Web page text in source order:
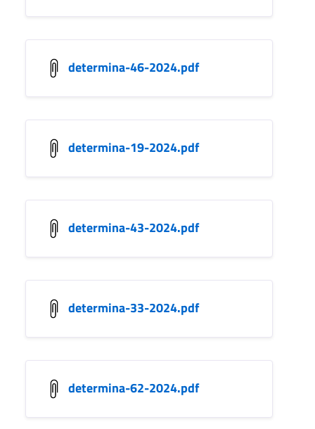
determina-46-2024.pdf
determina-19-2024.pdf
determina-43-2024.pdf
determina-33-2024.pdf
determina-62-2024.pdf